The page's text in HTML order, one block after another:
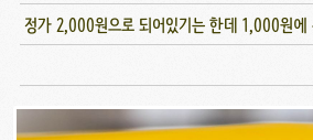
정가 2,000원으로 되어있기는 한데 1,000원에